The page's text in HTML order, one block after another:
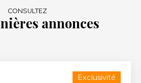
CONSULTEZ
annonces
Exclusivité